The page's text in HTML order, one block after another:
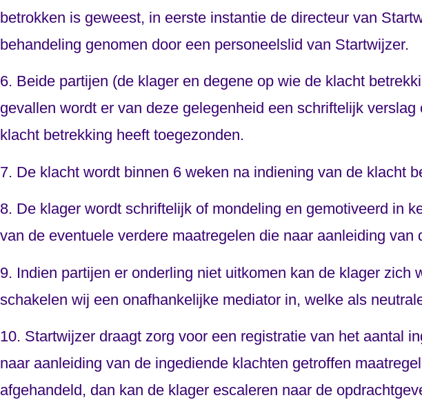
betrokken is geweest, in eerste instantie de directeur van
behandeling genomen door een personeelslid van Startwijzer.
6. Beide partijen (de klager en degene op wie de klacht
gevallen wordt er van deze gelegenheid een schriftelijk
klacht betrekking heeft toegezonden.
7. De klacht wordt binnen 6 weken na indiening van de klacht
8. De klager wordt schriftelijk of mondeling en gemotiveerd in
van de eventuele verdere maatregelen die naar aanleiding
9. Indien partijen er onderling niet uitkomen kan de klager
schakelen wij een onafhankelijke mediator in, welke als
10. Startwijzer draagt zorg voor een registratie van het aantal
naar aanleiding van de ingediende klachten getroffen
afgehandeld, dan kan de klager escaleren naar de